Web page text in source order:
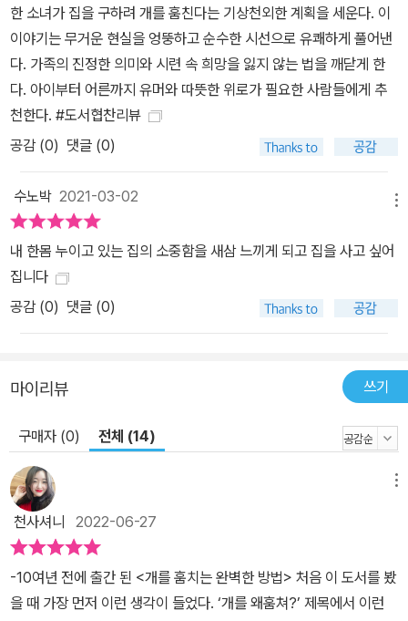
한 소녀가 집을 구하려 개를 훔친다는 기상천외한 계획을 세운다. 이
이야기는 무거운 현실을 엉뚱하고 순수한 시선으로 유쾌하게 풀어낸
다. 가족의 진정한 의미와 시련 속 희망을 잃지 않는 법을 깨닫게 한
다. 아이부터 어른까지 유머와 따뜻한 위로가 필요한 사람들에게 추
천한다. #도서협찬리뷰
공감 (0) 댓글 (0)
수노박 2021-03-02
내 한몸 누이고 있는 집의 소중함을 새삼 느끼게 되고 집을 사고 싶어
집니다
공감 (0) 댓글 (0)
마이리뷰 쓰기
구매자 (0) 전체 (14)
천사셔니 2022-06-27
-10여년 전에 출간 된 <개를 훔치는 완벽한 방법> 처음 이 도서를 봤
을 때 가장 먼저 이런 생각이 들었다. ‘개를 왜훔쳐?’ 제목에서 이런